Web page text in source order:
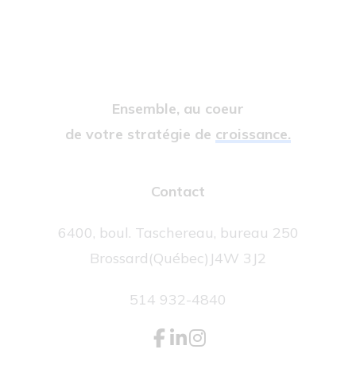
Ensemble, au coeur
de votre stratégie de croissance.
Contact
6400, boul. Taschereau, bureau 250
Brossard(Québec) J4W 3J2
514 932-4840